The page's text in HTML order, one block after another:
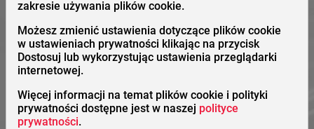
zakresie używania plików cookie.
Możesz zmienić ustawienia dotyczące plików cookie
w ustawieniach prywatności klikając na przycisk
Dostosuj lub wykorzystując ustawienia przeglądarki
internetowej.
Więcej informacji na temat plików cookie i polityki
prywatności dostępne jest w naszej polityce
prywatności.